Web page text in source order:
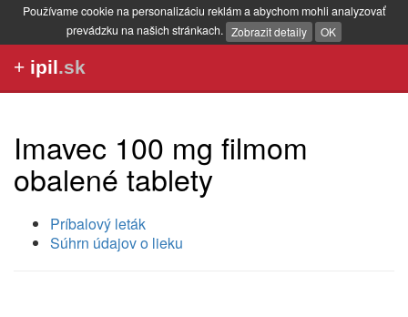
Používame cookie na personalizáciu reklám a abychom mohli analyzovať
prevádzku na našich stránkach. Zobrazit detaily OK
+ ipil.sk
Imavec 100 mg filmom
obalené tablety
Príbalový leták
Súhrn údajov o lieku